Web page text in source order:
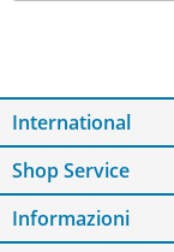
International
Shop Service
Informazioni